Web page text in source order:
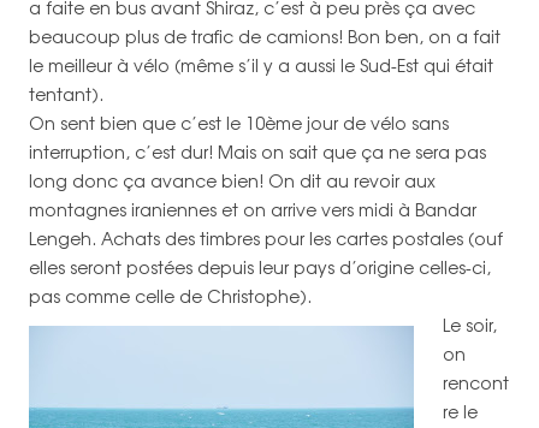
a faite en bus avant Shiraz, c’est à peu près ça avec
beaucoup plus de trafic de camions! Bon ben, on a fait
le meilleur à vélo (même s’il y a aussi le Sud-Est qui était
tentant).
On sent bien que c’est le 10ème jour de vélo sans
interruption, c’est dur! Mais on sait que ça ne sera pas
long donc ça avance bien! On dit au revoir aux
montagnes iraniennes et on arrive vers midi à Bandar
Lengeh. Achats des timbres pour les cartes postales (ouf
elles seront postées depuis leur pays d’origine celles-ci,
pas comme celle de Christophe).
Le soir,
on
rencont
re le